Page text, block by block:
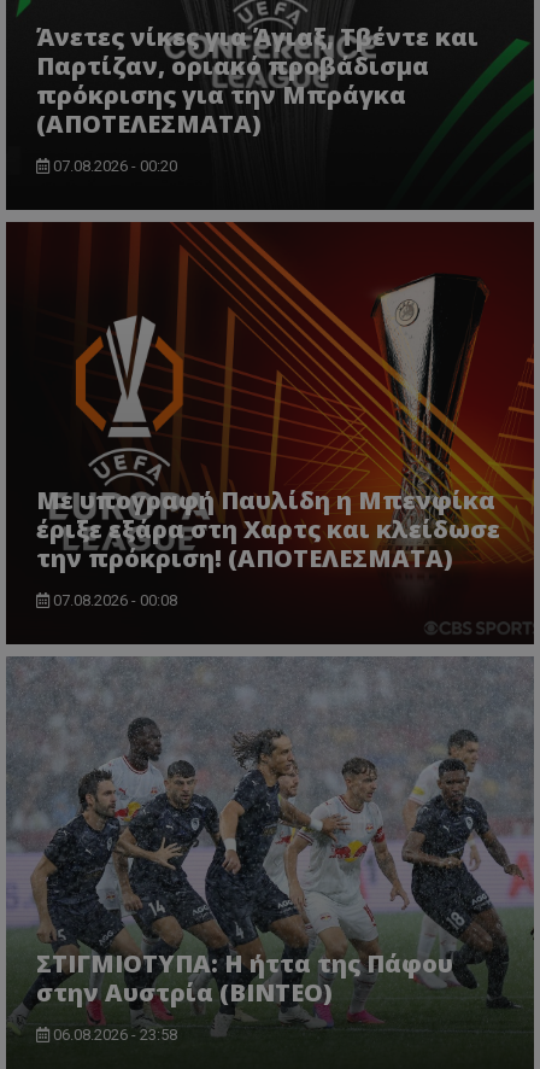
Άνετες νίκες για Άγιαξ, Τβέντε και
Παρτίζαν, οριακό προβάδισμα
πρόκρισης για την Μπράγκα
(ΑΠΟΤΕΛΕΣΜΑΤΑ)
07.08.2026 - 00:20
Με υπογραφή Παυλίδη η Μπενφίκα
έριξε εξάρα στη Χαρτς και κλείδωσε
την πρόκριση! (ΑΠΟΤΕΛΕΣΜΑΤΑ)
07.08.2026 - 00:08
ΣΤΙΓΜΙΟΤΥΠΑ: Η ήττα της Πάφου
στην Αυστρία (ΒΙΝΤΕΟ)
06.08.2026 - 23:58